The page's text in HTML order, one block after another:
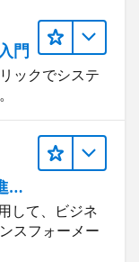
門
ックでシステ
す
して、ビジネ
スフォーメー